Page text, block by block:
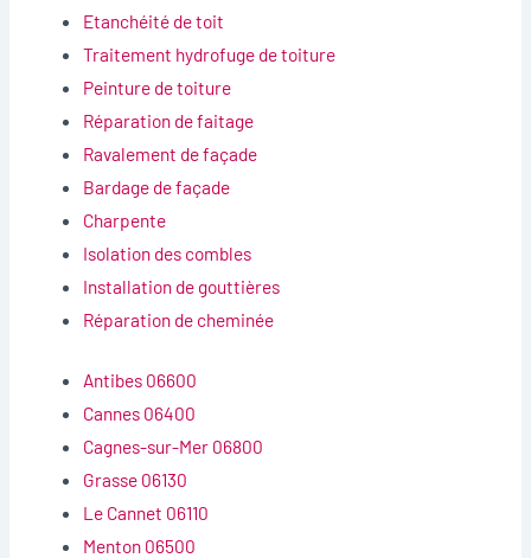
Etanchéité de toit
Traitement hydrofuge de toiture
Peinture de toiture
Réparation de faitage
Ravalement de façade
Bardage de façade
Charpente
Isolation des combles
Installation de gouttières
Réparation de cheminée
Antibes 06600
Cannes 06400
Cagnes-sur-Mer 06800
Grasse 06130
Le Cannet 06110
Menton 06500